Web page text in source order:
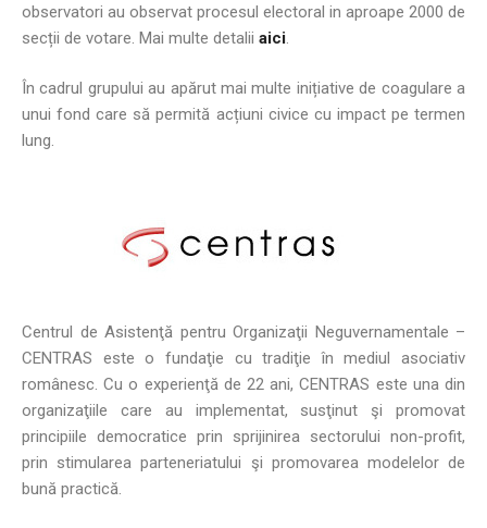
observatori au observat procesul electoral in aproape 2000 de
secții de votare. Mai multe detalii aici.
În cadrul grupului au apărut mai multe inițiative de coagulare a
unui fond care să permită acțiuni civice cu impact pe termen
lung.
Centrul de Asistenţă pentru Organizaţii Neguvernamentale –
CENTRAS este o fundaţie cu tradiţie în mediul asociativ
românesc. Cu o experienţă de 22 ani, CENTRAS este una din
organizaţiile care au implementat, susţinut şi promovat
principiile democratice prin sprijinirea sectorului non-profit,
prin stimularea parteneriatului şi promovarea modelelor de
bună practică.